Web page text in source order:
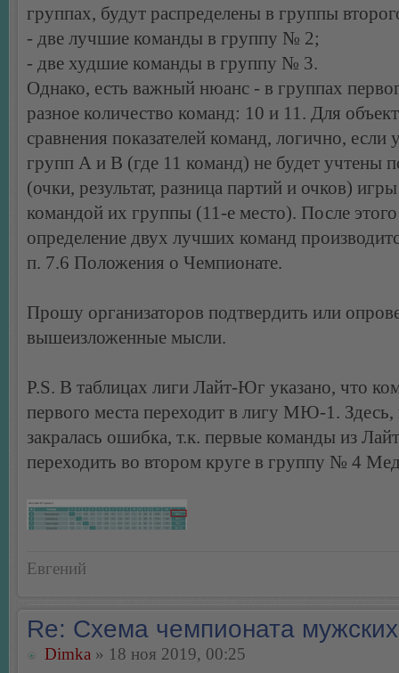
группах, будут распределены в группы
- две лучшие команды в группу № 2;
- две худшие команды в группу № 3.
Однако, есть важный нюанс - в группах
разное количество команд: 10 и 11. Для
сравнения показателей команд, логично, если
групп А и B (где 11 команд) не будет учтены
(очки, результат, разница партий и очков)
командой их группы (11-е место). После этого
определение двух лучших команд
п. 7.6 Положения о Чемпионате.
Прошу организаторов подтвердить или
вышеизложенные мысли.
P.S. В таблицах лиги Лайт-Юг указано, что
первого места переходит в лигу МЮ-1.
закралась ошибка, т.к. первые команды из
переходить во втором круге в группу № 4
Евгений
Re: Схема чемпионата
Dimka » 18 ноя 2019, 00:25